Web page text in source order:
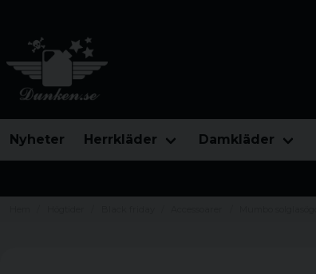
Nyheter Herrkläder Damkläder